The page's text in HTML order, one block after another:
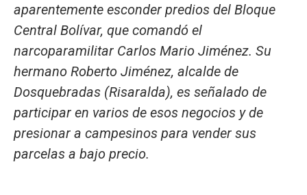
aparentemente esconder predios del Bloque
Central Bolívar, que comandó el
narcoparamilitar Carlos Mario Jiménez. Su
hermano Roberto Jiménez, alcalde de
Dosquebradas (Risaralda), es señalado de
participar en varios de esos negocios y de
presionar a campesinos para vender sus
parcelas a bajo precio.